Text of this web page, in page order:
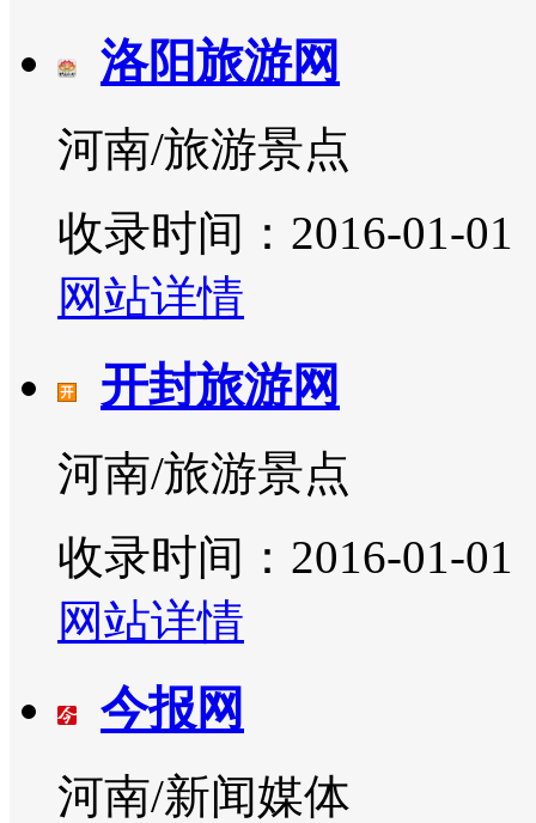
洛阳旅游网
河南/旅游景点
收录时间：2016-01-01
网站详情
开封旅游网
河南/旅游景点
收录时间：2016-01-01
网站详情
今报网
河南/新闻媒体